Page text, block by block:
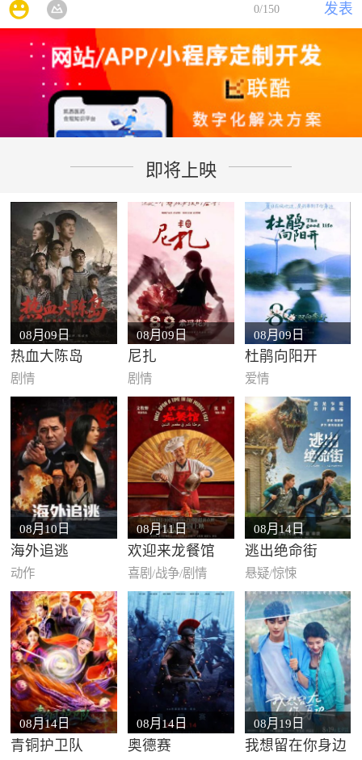
发表
0/150
即将上映
08月09日
热血大陈岛
剧情
08月09日
尼扎
剧情
08月09日
杜鹃向阳开
爱情
08月10日
海外追逃
动作
08月11日
欢迎来龙餐馆
喜剧/战争/剧情
08月14日
逃出绝命街
悬疑/惊悚
08月14日
青铜护卫队
08月14日
奥德赛
08月19日
我想留在你身边